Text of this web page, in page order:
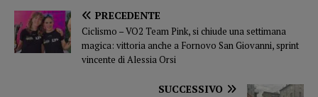
PRECEDENTE
Ciclismo – VO2 Team Pink, si chiude una settimana
magica: vittoria anche a Fornovo San Giovanni, sprint
vincente di Alessia Orsi
SUCCESSIVO